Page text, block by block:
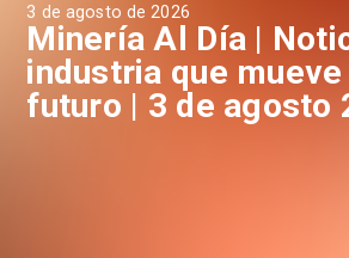
3 de agosto de 2026
Minería Al Día |
industria que
futuro | 3 de agosto